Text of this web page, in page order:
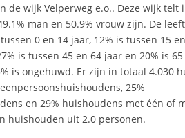
de wijk Velperweg e.o.. Deze wijk telt
man en 50.9% vrouw zijn. De
0 en 14 jaar, 12% is tussen 15
is tussen 45 en 64 jaar en 20% is
is ongehuwd. Er zijn in totaal 4.030
25%
en 29% huishoudens met één of
huishouden uit 2.0 personen.